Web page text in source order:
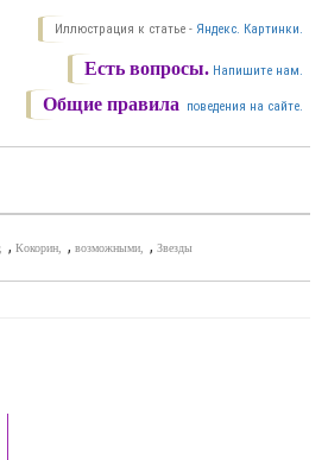
Иллюстрация к статье - Яндекс. Картинки.
Есть вопросы. Напишите нам.
Общие правила поведения на сайте.
, Кокорин , возможными , Звезды